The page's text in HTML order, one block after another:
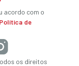
acordo com o
Política de
os direitos